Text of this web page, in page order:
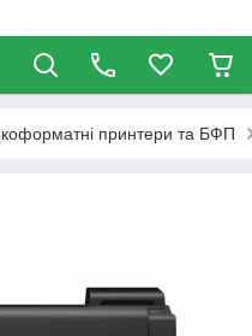
принтери та БФП